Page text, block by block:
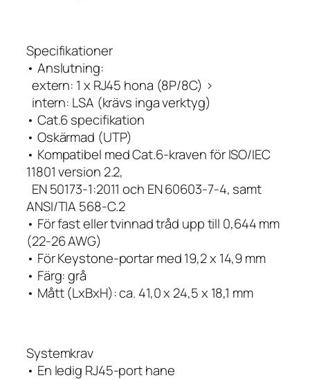
Specifikationer
• Anslutning:
extern: 1 x RJ45 hona (8P/8C) >
intern: LSA (krävs inga verktyg)
• Cat.6 specifikation
• Oskärmad (UTP)
• Kompatibel med Cat.6-kraven för ISO/IEC
11801 version 2.2,
EN 50173-1:2011 och EN 60603-7-4, samt
ANSI/TIA 568-C.2
• För fast eller tvinnad tråd upp till 0,644 mm
(22-26 AWG)
• För Keystone-portar med 19,2 x 14,9 mm
• Färg: grå
• Mått (LxBxH): ca. 41,0 x 24,5 x 18,1 mm
Systemkrav
• En ledig RJ45-port hane